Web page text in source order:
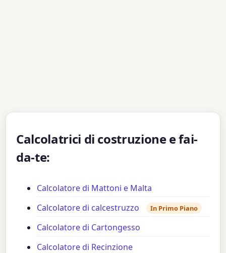
Calcolatrici di costruzione e fai-
da-te:
Calcolatore di Mattoni e Malta
Calcolatore di calcestruzzo
In Primo Piano
Calcolatore di Cartongesso
Calcolatore di Recinzione